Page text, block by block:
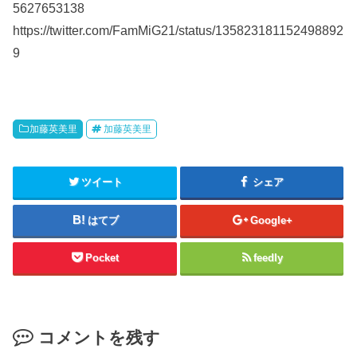
5627653138
https://twitter.com/FamMiG21/status/135823181152498892
9
加藤英美里 加藤英美里
ツイート シェア
はてブ Google+
Pocket feedly
コメントを残す